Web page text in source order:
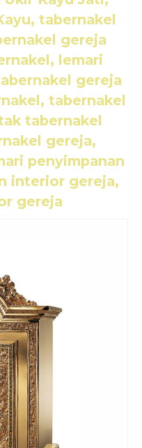
, tabernakel
gereja
lemari
gereja
tabernakel
tabernakel
gereja,
penyimpanan
interior gereja,
gereja